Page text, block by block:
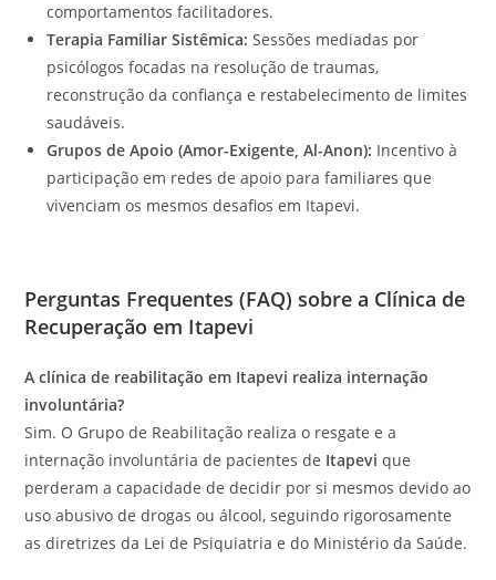
comportamentos facilitadores.
Terapia Familiar Sistêmica: Sessões mediadas por
psicólogos focadas na resolução de traumas,
reconstrução da confiança e restabelecimento de limites
saudáveis.
Grupos de Apoio (Amor-Exigente, Al-Anon): Incentivo à
participação em redes de apoio para familiares que
vivenciam os mesmos desafios em Itapevi.
Perguntas Frequentes (FAQ) sobre a Clínica de
Recuperação em Itapevi
A clínica de reabilitação em Itapevi realiza internação
involuntária?
Sim. O Grupo de Reabilitação realiza o resgate e a
internação involuntária de pacientes de Itapevi que
perderam a capacidade de decidir por si mesmos devido ao
uso abusivo de drogas ou álcool, seguindo rigorosamente
as diretrizes da Lei de Psiquiatria e do Ministério da Saúde.